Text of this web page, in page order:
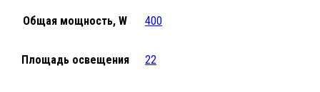
Общая мощность, W 400
Площадь освещения 22